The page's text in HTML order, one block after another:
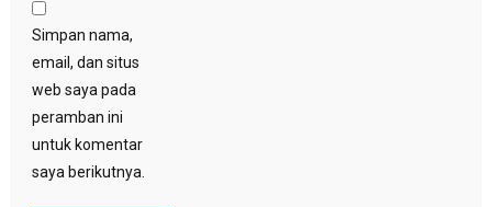
Simpan nama,
email, dan situs
web saya pada
peramban ini
untuk komentar
saya berikutnya.